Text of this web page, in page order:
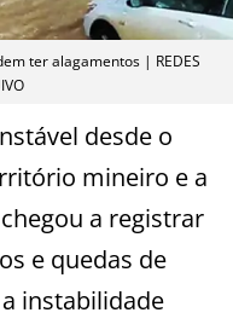
ter alagamentos | REDES
desde o
mineiro e a
a registrar
e quedas de
instabilidade